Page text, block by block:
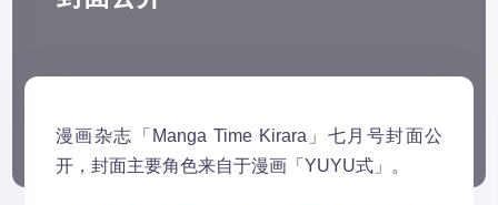
漫画杂志「Manga Time Kirara」七月号封面公
开，封面主要角色来自于漫画「YUYU式」。